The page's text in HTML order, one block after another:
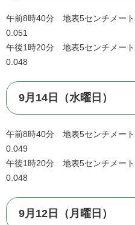
午前8時40分 地表5センチメー
0.051
午後1時20分 地表5センチメー
0.048
9月14日（水曜日）
午前8時40分 地表5センチメー
0.049
午後1時20分 地表5センチメー
0.048
9月12日（月曜日）